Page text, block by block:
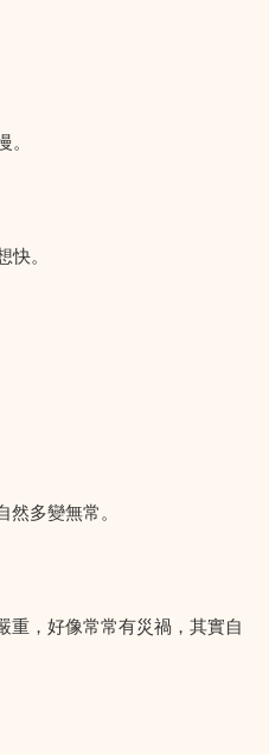
。
多變無常。
重，好像常常有災禍，其實自